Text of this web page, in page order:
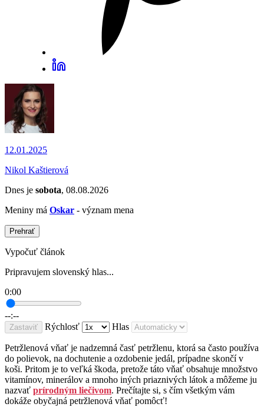
12.01.2025
Nikol Kaštierová
Dnes je sobota, 08.08.2026
Meniny má Oskar - význam mena
Prehrať
Vypočuť článok
Pripravujem slovenský hlas...
0:00
--:--
Zastaviť Rýchlosť Hlas
Petržlenová vňať je nadzemná časť petržlenu, ktorá sa často používa
do polievok, na dochutenie a ozdobenie jedál, prípadne skončí v
koši. Pritom je to veľká škoda, pretože táto vňať obsahuje množstvo
vitamínov, minerálov a mnoho iných priaznivých látok a môžeme ju
nazvať prírodným liečivom. Prečítajte si, s čím všetkým vám
dokáže obyčajná petržlenová vňať pomôcť!